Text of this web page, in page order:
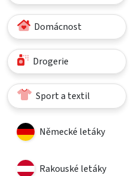
Domácnost
Drogerie
Sport a textil
Německé letáky
Rakouské letáky